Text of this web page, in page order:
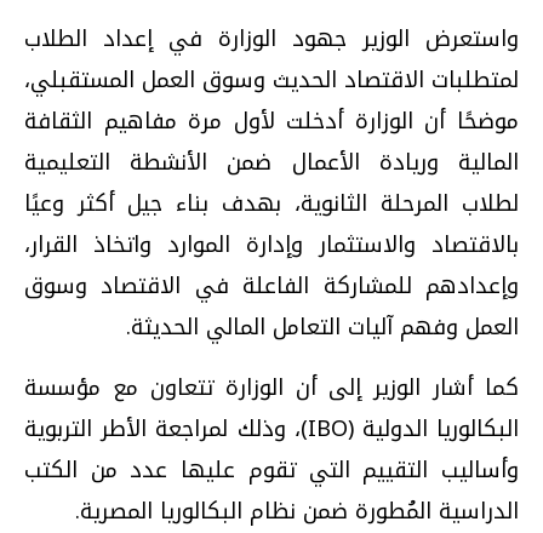
واستعرض الوزير جهود الوزارة في إعداد الطلاب
لمتطلبات الاقتصاد الحديث وسوق العمل المستقبلي،
موضحًا أن الوزارة أدخلت لأول مرة مفاهيم الثقافة
المالية وريادة الأعمال ضمن الأنشطة التعليمية
لطلاب المرحلة الثانوية، بهدف بناء جيل أكثر وعيًا
بالاقتصاد والاستثمار وإدارة الموارد واتخاذ القرار،
وإعدادهم للمشاركة الفاعلة في الاقتصاد وسوق
العمل وفهم آليات التعامل المالي الحديثة.
كما أشار الوزير إلى أن الوزارة تتعاون مع مؤسسة
البكالوريا الدولية (IBO)، وذلك لمراجعة الأطر التربوية
وأساليب التقييم التي تقوم عليها عدد من الكتب
الدراسية المُطورة ضمن نظام البكالوريا المصرية.